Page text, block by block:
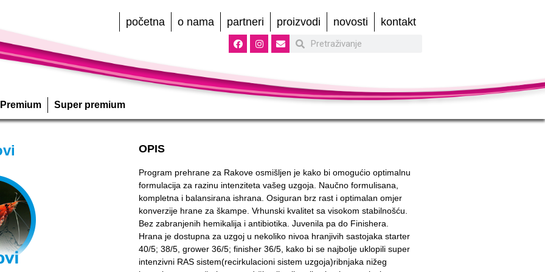
početna o nama partneri proizvodi novosti kontakt
Premium Super premium
OPIS
Program prehrane za Rakove osmišljen je kako bi omogućio optimalnu
formulacija za razinu intenziteta vašeg uzgoja. Naučno formulisana,
kompletna i balansirana ishrana. Osiguran brz rast i optimalan omjer
konverzije hrane za škampe. Vrhunski kvalitet sa visokom stabilnošću.
Bez zabranjenih hemikalija i antibiotika. Juvenila pa do Finishera.
Hrana je dostupna za uzgoj u nekoliko nivoa hranjivih sastojaka starter
40/5; 38/5, grower 36/5; finisher 36/5, kako bi se najbolje uklopili super
intenzivni RAS sistem(recirkulacioni sistem uzgoja)ribnjaka nižeg